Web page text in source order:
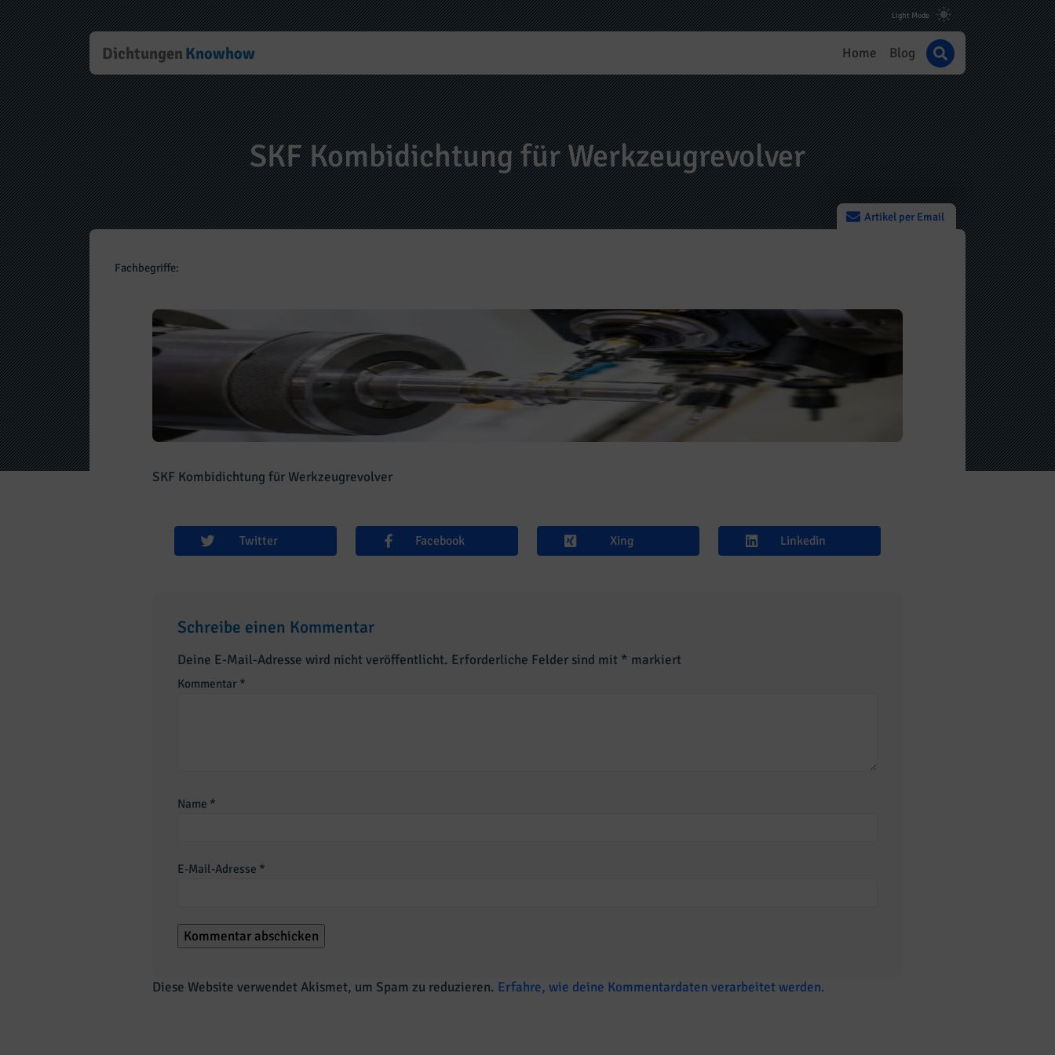
Dichtungen Knowhow Home Blog
SKF Kombidichtung für Werkzeugrevolver
Artikel per Email
Fachbegriffe:
SKF Kombidichtung für Werkzeugrevolver
Twitter Facebook Xing Linkedin
Schreibe einen Kommentar
Deine E-Mail-Adresse wird nicht veröffentlicht. Erforderliche Felder sind mit * markiert
Kommentar *
Name *
E-Mail-Adresse *
Diese Website verwendet Akismet, um Spam zu reduzieren. Erfahre, wie deine Kommentardaten verarbeitet werden.